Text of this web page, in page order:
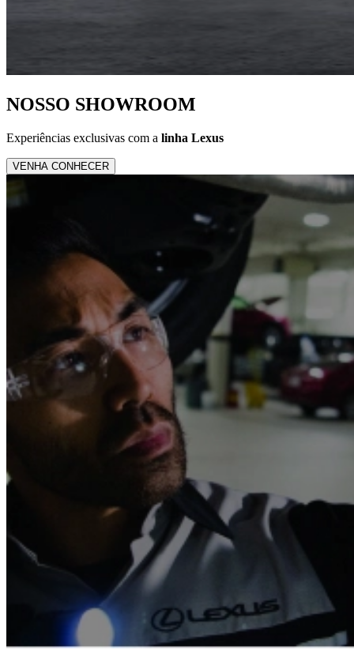
NOSSO SHOWROOM
Experiências exclusivas com a linha Lexus
VENHA CONHECER